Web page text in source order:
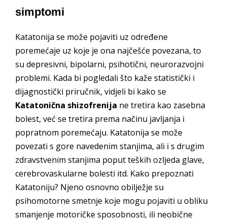
simptomi
Katatonija se može pojaviti uz određene
poremećaje uz koje je ona najčešće povezana, to
su depresivni, bipolarni, psihotični, neurorazvojni
problemi. Kada bi pogledali što kaže statistički i
dijagnostički priručnik, vidjeli bi kako se
Katatonična shizofrenija ne tretira kao zasebna
bolest, već se tretira prema načinu javljanja i
popratnom poremećaju. Katatonija se može
povezati s gore navedenim stanjima, ali i s drugim
zdravstvenim stanjima poput teških ozljeda glave,
cerebrovaskularne bolesti itd. Kako prepoznati
Katatoniju? Njeno osnovno obilježje su
psihomotorne smetnje koje mogu pojaviti u obliku
smanjenje motoričke sposobnosti, ili neobične